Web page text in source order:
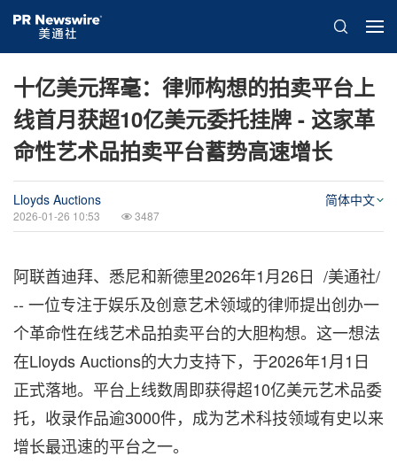
十亿美元挥毫：律师构想的拍卖平台上
线首月获超10亿美元委托挂牌 - 这家革
命性艺术品拍卖平台蓄势高速增长
Lloyds Auctions
2026-01-26 10:53 3487
简体中文
阿联酋迪拜、悉尼和新德里2026年1月26日 /美通社/
-- 一位专注于娱乐及创意艺术领域的律师提出创办一
个革命性在线艺术品拍卖平台的大胆构想。这一想法
在Lloyds Auctions的大力支持下，于2026年1月1日
正式落地。平台上线数周即获得超10亿美元艺术品委
托，收录作品逾3000件，成为艺术科技领域有史以来
增长最迅速的平台之一。